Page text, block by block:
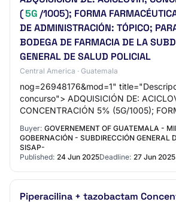
(5G /1005); FORMA
DE ADMINISTRACIÓN: TÓPICO;
BODEGA DE FARMACIA DE LA
GENERAL DE SALUD POLICIAL
Central America · Guatemala
nog=26948176&mod=1"
concurso"> ADQUISICIÓN DE:
CONCENTRACIÓN 5% (5G/1005);
TÓPICO; PARA ABASTECER LA
Buyer: GOVERNEMENT OF GUATEMALA -
GOBERNACIÓN - SUBDIRECCIÓN GENERAL
SISAP-
Published: 24 Jun 2025Deadline: 27 Jun 2025
Piperacilina + tazobactam